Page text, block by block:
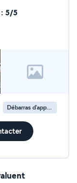
: 5/5
Débarras d'appartement